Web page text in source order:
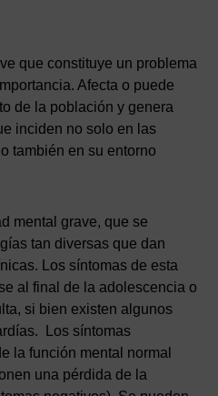
que constituye un problema
Afecta o puede
de la población y genera
inciden no solo en las
también en su entorno
mental grave, que se
tan diversas que dan
Los síntomas de esta
al final de la adolescencia o
si bien existen algunos
Los síntomas
la función mental normal
una pérdida de la